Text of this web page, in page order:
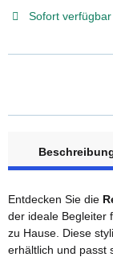
Sofort verfügbar
Entdecken Sie die
der ideale Begleiter
zu Hause. Diese
erhältlich und passt